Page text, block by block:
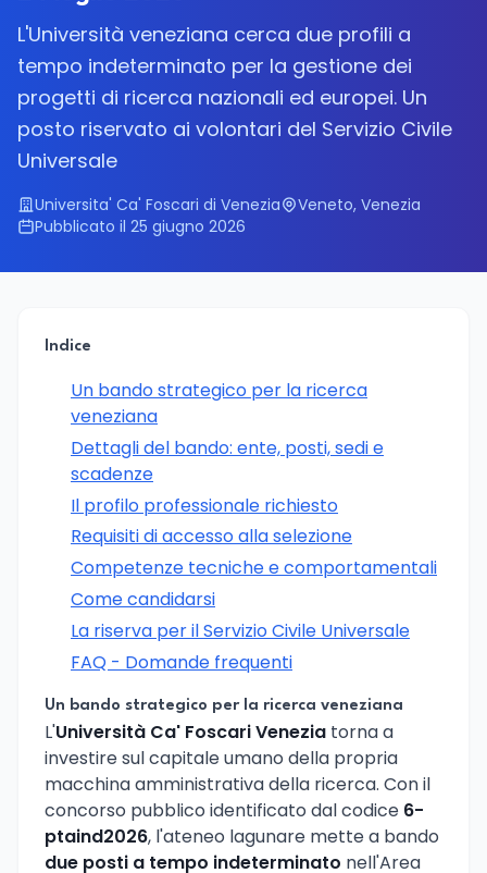
L'Università veneziana cerca due profili a
tempo indeterminato per la gestione dei
progetti di ricerca nazionali ed europei. Un
posto riservato ai volontari del Servizio Civile
Universale
Universita' Ca' Foscari di Venezia
Veneto, Venezia
Pubblicato il 25 giugno 2026
Indice
Un bando strategico per la ricerca
veneziana
Dettagli del bando: ente, posti, sedi e
scadenze
Il profilo professionale richiesto
Requisiti di accesso alla selezione
Competenze tecniche e comportamentali
Come candidarsi
La riserva per il Servizio Civile Universale
FAQ - Domande frequenti
Un bando strategico per la ricerca veneziana
L'Università Ca' Foscari Venezia torna a
investire sul capitale umano della propria
macchina amministrativa della ricerca. Con il
concorso pubblico identificato dal codice 6-
ptaind2026, l'ateneo lagunare mette a bando
due posti a tempo indeterminato nell'Area